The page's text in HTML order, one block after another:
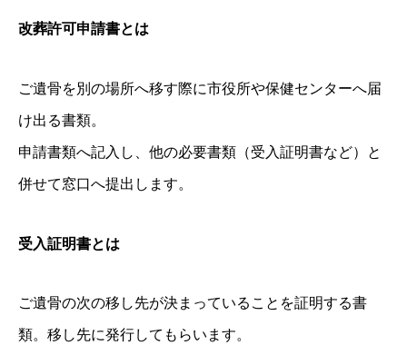
改葬許可申請書とは
ご遺骨を別の場所へ移す際に市役所や保健センターへ届
け出る書類。
申請書類へ記入し、他の必要書類（受入証明書など）と
併せて窓口へ提出します。
受入証明書とは
ご遺骨の次の移し先が決まっていることを証明する書
類。移し先に発行してもらいます。